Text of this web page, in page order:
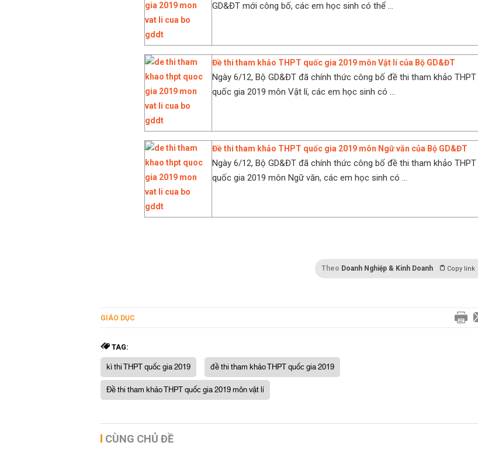
GD&ĐT mới công bố, các em học sinh có thể ...
Đề thi tham khảo THPT quốc gia 2019 môn Vật lí của Bộ GD&ĐT
Ngày 6/12, Bộ GD&ĐT đã chính thức công bố đề thi tham khảo THPT
quốc gia 2019 môn Vật lí, các em học sinh có ...
Đề thi tham khảo THPT quốc gia 2019 môn Ngữ văn của Bộ GD&ĐT
Ngày 6/12, Bộ GD&ĐT đã chính thức công bố đề thi tham khảo THPT
quốc gia 2019 môn Ngữ văn, các em học sinh có ...
Theo Doanh Nghiệp & Kinh Doanh Copy link
GIÁO DỤC
TAG:
kì thi THPT quốc gia 2019
đề thi tham khảo THPT quốc gia 2019
Đề thi tham khảo THPT quốc gia 2019 môn vật lí
CÙNG CHỦ ĐỀ